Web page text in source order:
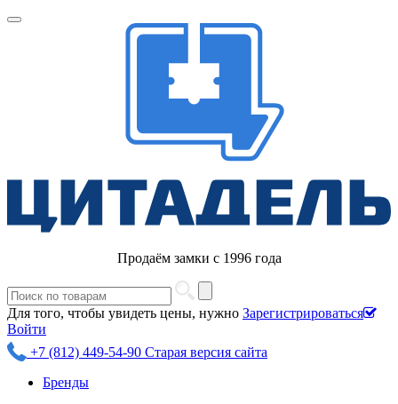
Продаём замки с 1996 года
Для того, чтобы увидеть цены, нужно Зарегистрироваться
Войти
+7 (812) 449-54-90 Старая версия сайта
Бренды